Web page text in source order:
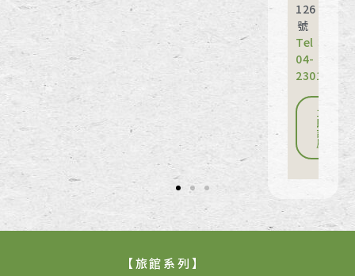
126
號
Tel：
04-
23010011
立
即
訂
房
【旅館系列】